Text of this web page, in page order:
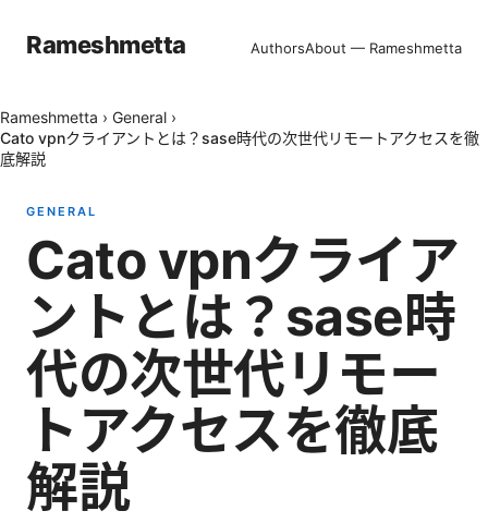
Rameshmetta AuthorsAbout — Rameshmetta
Rameshmetta › General ›
Cato vpnクライアントとは？sase時代の次世代リモートアクセスを徹
底解説
GENERAL
Cato vpnクライア
ントとは？sase時
代の次世代リモー
トアクセスを徹底
解説